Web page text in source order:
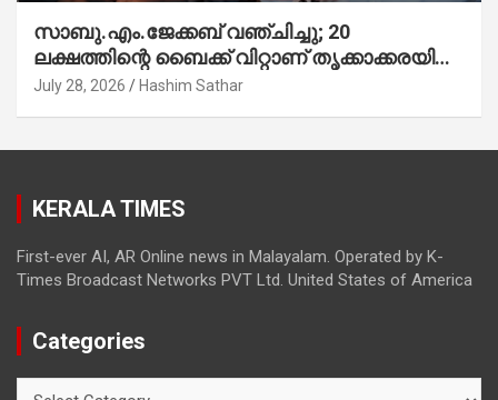
സാബു.എം.ജേക്കബ് വഞ്ചിച്ചു; 20
ലക്ഷത്തിന്റെ ബൈക്ക് വിറ്റാണ് തൃക്കാക്കരയില്‍
മത്സരിച്ചത്! പ്രചാരണത്തിന് രണ്ടേ രണ്ടുപേര്‍
അഖില്‍ മാരാര്‍ ട്വന്റി 20 വിട്ടു
July 28, 2026 Hashim Sathar
KERALA TIMES
First-ever AI, AR Online news in Malayalam. Operated by K-
Times Broadcast Networks PVT Ltd. United States of America
Categories